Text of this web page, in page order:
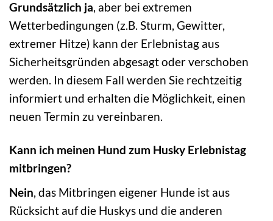
Grundsätzlich ja, aber bei extremen
Wetterbedingungen (z.B. Sturm, Gewitter,
extremer Hitze) kann der Erlebnistag aus
Sicherheitsgründen abgesagt oder verschoben
werden. In diesem Fall werden Sie rechtzeitig
informiert und erhalten die Möglichkeit, einen
neuen Termin zu vereinbaren.
Kann ich meinen Hund zum Husky Erlebnistag
mitbringen?
Nein, das Mitbringen eigener Hunde ist aus
Rücksicht auf die Huskys und die anderen